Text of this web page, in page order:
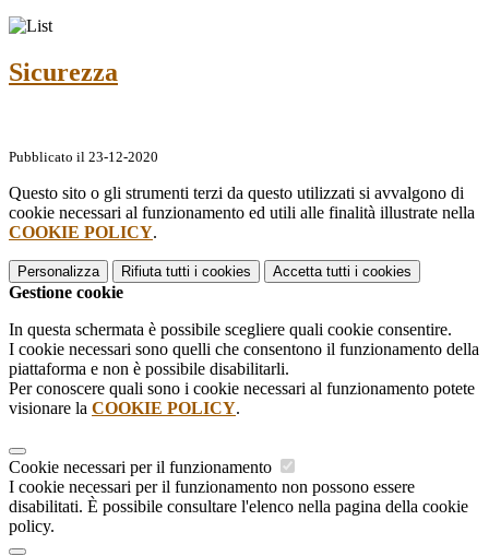
Sicurezza
Pubblicato il 23-12-2020
Questo sito o gli strumenti terzi da questo utilizzati si avvalgono di
cookie necessari al funzionamento ed utili alle finalità illustrate nella
COOKIE POLICY.
Personalizza Rifiuta tutti i cookies Accetta tutti i cookies
Gestione cookie
In questa schermata è possibile scegliere quali cookie consentire.
I cookie necessari sono quelli che consentono il funzionamento della
piattaforma e non è possibile disabilitarli.
Per conoscere quali sono i cookie necessari al funzionamento potete
visionare la COOKIE POLICY.
Cookie necessari per il funzionamento
I cookie necessari per il funzionamento non possono essere
disabilitati. È possibile consultare l'elenco nella pagina della cookie
policy.